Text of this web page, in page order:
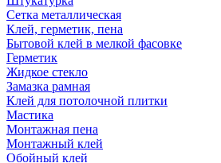
Сетка металлическая
Клей, герметик, пена
Бытовой клей в мелкой фасовке
Герметик
Жидкое стекло
Замазка рамная
Клей для потолочной плитки
Мастика
Монтажная пена
Монтажный клей
Обойный клей